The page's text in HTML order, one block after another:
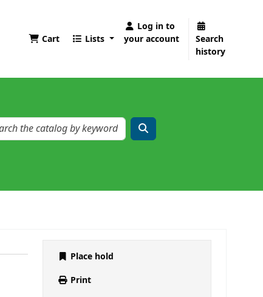
Cart Lists
Log in to
your account
Search
history
Place hold
Print